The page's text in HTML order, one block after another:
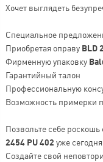
Хочет выглядеть
Специальное
Приобретая оправу BLD
Фирменную упаковку
Гарантийный талон
Профессиональную
Возможность примерки
Позвольте себе
2454 PU 402 уже
Создайте свой